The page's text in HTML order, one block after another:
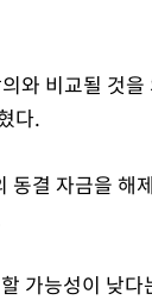
와 비교될 것
다.
결 자금을 해
가능성이 낮